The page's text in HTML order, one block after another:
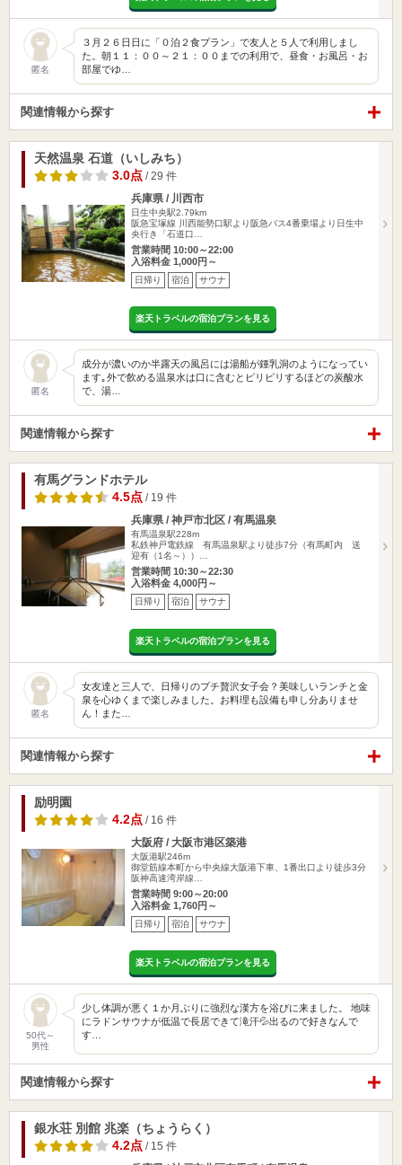
匿名
３月２６日日に「０泊２食プラン」で友人と５人で利用しまし
た。朝１１：００～２１：００までの利用で、昼食・お風呂・お
部屋でゆ…
関連情報から探す
天然温泉 石道（いしみち）
3.0点 / 29 件
兵庫県 / 川西市
日生中央駅2.79km
阪急宝塚線 川西能勢口駅より阪急バス4番乗場より日生中
央行き「石道口…
営業時間 10:00～22:00
入浴料金 1,000円～
日帰り 宿泊 サウナ
楽天トラベルの宿泊プランを見る
匿名
成分が濃いのか半露天の風呂には湯船が鍾乳洞のようになってい
ます｡外で飲める温泉水は口に含むとピリピリするほどの炭酸水
で、湯…
関連情報から探す
有馬グランドホテル
4.5点 / 19 件
兵庫県 / 神戸市北区 / 有馬温泉
有馬温泉駅228m
私鉄神戸電鉄線 有馬温泉駅より徒歩7分（有馬町内 送
迎有（1名～））…
営業時間 10:30～22:30
入浴料金 4,000円～
日帰り 宿泊 サウナ
楽天トラベルの宿泊プランを見る
匿名
女友達と三人で、日帰りのプチ贅沢女子会？美味しいランチと金
泉を心ゆくまで楽しみました。お料理も設備も申し分ありませ
ん！また…
関連情報から探す
励明園
4.2点 / 16 件
大阪府 / 大阪市港区築港
大阪港駅246m
御堂筋線本町から中央線大阪港下車、1番出口より徒歩3分
阪神高速湾岸線…
営業時間 9:00～20:00
入浴料金 1,760円～
日帰り 宿泊 サウナ
楽天トラベルの宿泊プランを見る
50代～
男性
少し体調が悪く１か月ぶりに強烈な漢方を浴びに来ました。 地味
にラドンサウナが低温で長居できて滝汗💦出るので好きなんで
す…
関連情報から探す
銀水荘 別館 兆楽（ちょうらく）
4.2点 / 15 件